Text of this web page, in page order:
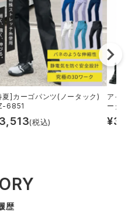
夏]カーゴパンツ(ノータック)
6851
3,513(税込)
アイ
ータ
¥
歴